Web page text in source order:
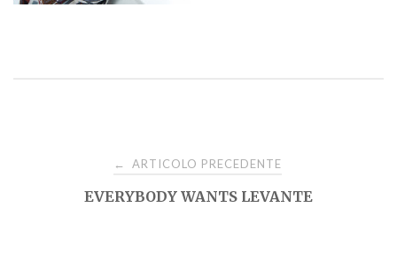
Navigazione
articoli
← ARTICOLO PRECEDENTE
EVERYBODY WANTS LEVANTE